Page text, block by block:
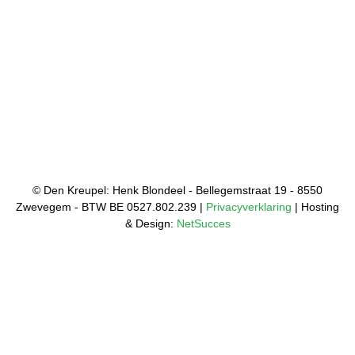
© Den Kreupel: Henk Blondeel - Bellegemstraat 19 - 8550
Zwevegem - BTW BE 0527.802.239 | Privacyverklaring | Hosting
& Design: NetSucces